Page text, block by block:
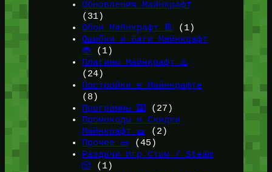
Обновления Майнкрафт
(31)
Обои Майнкрафт 📔
(1)
Ошибки и Баги Майнкрафт
🐞(1)
Плагины Майнкрафт ♨️
(24)
Постройки в Майнкрафте
(8)
Программы ⌨️(27)
Промокоды и Скидки
Майнкрафт 🎫
(2)
Прочее 🧱 (45)
Раздачи Игр Стим / Steam
🎲 (1)